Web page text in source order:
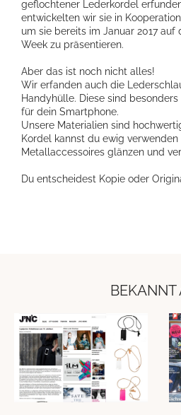
geflochtener Lederkordel
entwickelten wir sie in
um sie bereits im Januar 2017 auf
Week zu präsentieren.
Aber das ist noch nicht alles!
Wir erfanden auch die
Handyhülle. Diese sind
für dein Smartphone.
Unsere Materialien sind
Kordel kannst du ewig
Metallaccessoires glänzen und
Du entscheidest Kopie oder
BEKANNT